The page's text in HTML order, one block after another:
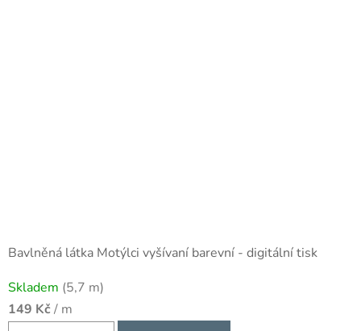
Bavlněná látka Motýlci vyšívaní barevní - digitální tisk
Skladem (5,7 m)
149 Kč/ m